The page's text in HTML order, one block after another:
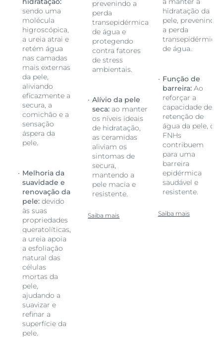
sendo uma
molécula
higroscópica,
a ureia atrai e
retém água
nas camadas
mais externas
da pele,
aliviando
eficazmente a
secura, a
comichão e a
sensação
áspera da
pele.
Melhoria da
suavidade e
renovação da
pele:devido
às suas
propriedades
queratolíticas,
a ureia apoia
a esfoliação
natural das
células
mortas da
pele,
ajudando a
suavizar e
refinar a
superfície da
pele.
prevenindo a
perda
transepidérmica
de água e
protegendo
contra fatores
de stress
ambientais.
Alívio da pele
seca: ao manter
os níveis ideais
de hidratação,
as ceramidas
aliviam os
sintomas de
secura,
mantendo a
pele macia e
resistente.
Saiba mais
hidratação da
pele, prevenindo
a perda
transepidérmica
de água.
Função de
barreira:Ao
reforçar a
capacidade de
retenção de
água da pele, os
FNHs
contribuem
para uma
barreira
epidérmica
saudável e
resistente.
Saiba mais